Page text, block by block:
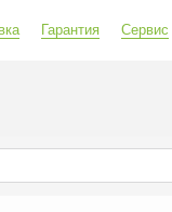
Гарантия Сервис